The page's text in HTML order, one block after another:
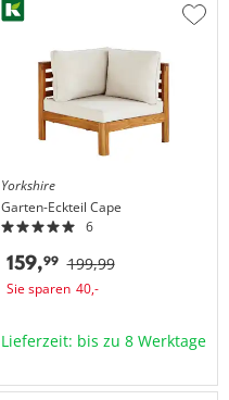
Yorkshire
Garten-Eckteil Cape
6
199,99
159,99
40,-
Sie sparen
Zur
Lieferzeit: bis zu 8 Werktage